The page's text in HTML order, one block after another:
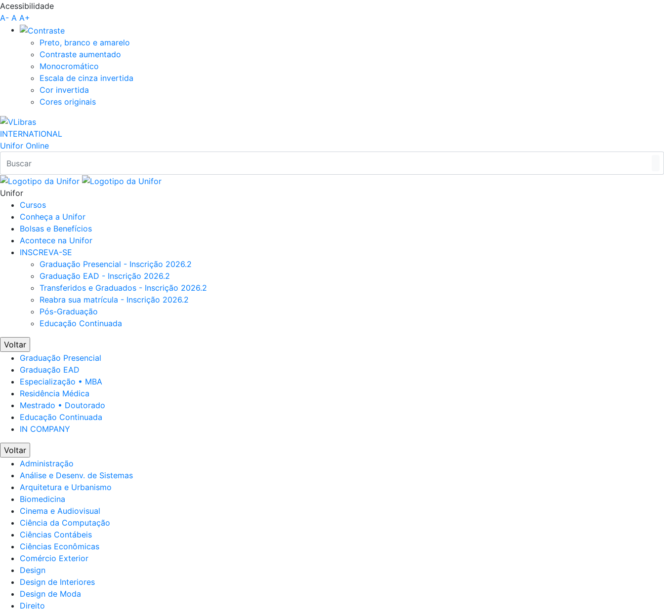
Pular para o Conteúdo principal
Acessibilidade
A- A A+
Preto, branco e amarelo
Contraste aumentado
Monocromático
Escala de cinza invertida
Cor invertida
Cores originais
INTERNATIONAL
Unifor Online
Unifor
Cursos
Conheça a Unifor
Bolsas e Benefícios
Acontece na Unifor
INSCREVA-SE
Graduação Presencial - Inscrição 2026.2
Graduação EAD - Inscrição 2026.2
Transferidos e Graduados - Inscrição 2026.2
Reabra sua matrícula - Inscrição 2026.2
Pós-Graduação
Educação Continuada
Voltar
Graduação Presencial
Graduação EAD
Especialização • MBA
Residência Médica
Mestrado • Doutorado
Educação Continuada
IN COMPANY
Voltar
Administração
Análise e Desenv. de Sistemas
Arquitetura e Urbanismo
Biomedicina
Cinema e Audiovisual
Ciência da Computação
Ciências Contábeis
Ciências Econômicas
Comércio Exterior
Design
Design de Interiores
Design de Moda
Direito